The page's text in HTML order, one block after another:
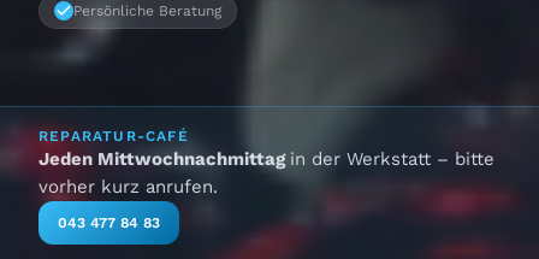
Persönliche Beratung
REPARATUR-CAFÉ
Jeden Mittwochnachmittag in der Werkstatt – bitte
vorher kurz anrufen.
043 477 84 83